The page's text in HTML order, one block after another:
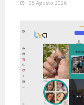
05 Agosto 2026